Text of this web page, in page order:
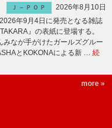
Ｊ－ＰＯＰ
2026年8月10日
年9月4日に発売となる雑誌
』の表紙に登場する。
なが手がけたガールズグルー
とKOKONAによる新 … 続
more »